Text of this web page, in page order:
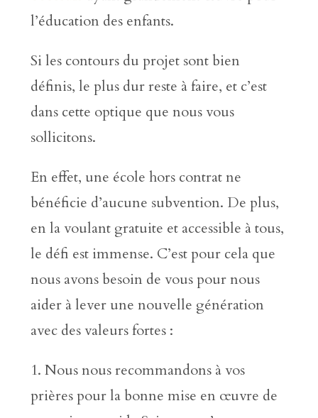
l’éducation des enfants.
Si les contours du projet sont bien
définis, le plus dur reste à faire, et c’est
dans cette optique que nous vous
sollicitons.
En effet, une école hors contrat ne
bénéficie d’aucune subvention. De plus,
en la voulant gratuite et accessible à tous,
le défi est immense. C’est pour cela que
nous avons besoin de vous pour nous
aider à lever une nouvelle génération
avec des valeurs fortes :
1. Nous nous recommandons à vos
prières pour la bonne mise en œuvre de